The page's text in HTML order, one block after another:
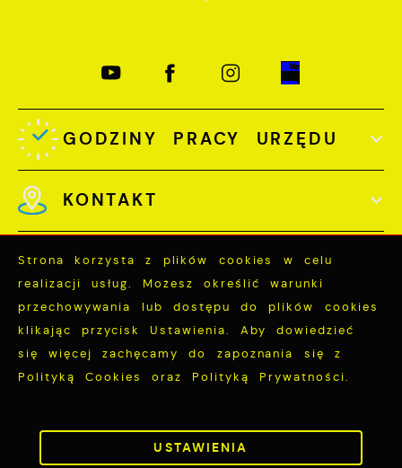
GODZINY PRACY URZĘDU
KONTAKT
Odwiedzin: 3739560
Online: 167
Powered by2ClickPortal®
Strona korzysta z plików cookies w celu
realizacji usług. Możesz określić warunki
przechowywania lub dostępu do plików cookies
klikając przycisk Ustawienia. Aby dowiedzieć
się więcej zachęcamy do zapoznania się z
Polityką Cookies oraz Polityką Prywatności.
USTAWIENIA
ZEZWÓL NA WSZYSTKIE